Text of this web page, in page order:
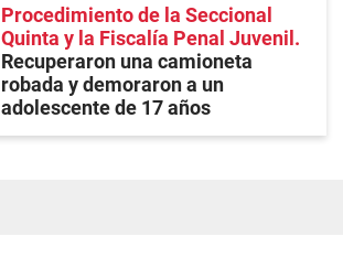
Procedimiento de la Seccional
Quinta y la Fiscalía Penal Juvenil
Recuperaron una camioneta
robada y demoraron a un
adolescente de 17 años